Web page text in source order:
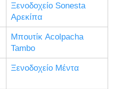
Ξενοδοχείο Sonesta
Αρεκίπα
Μπουτίκ Acolpacha
Tambo
Ξενοδοχείο Μέντα